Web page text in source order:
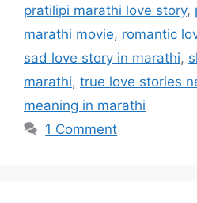
pratilipi marathi love story,
marathi movie, romantic
sad love story in marathi,
marathi, true love stories
meaning in marathi
1 Comment